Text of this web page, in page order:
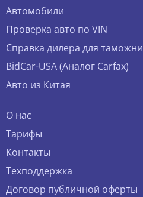
Автомобили
Проверка авто по VIN
Справка дилера для таможни
BidCar-USA (Аналог Carfax)
Авто из Китая
О нас
Тарифы
Контакты
Техподдержка
Договор публичной оферты